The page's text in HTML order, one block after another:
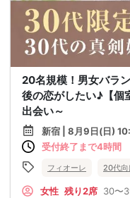
20名規模！男女バラ
後の恋がしたい♪【個
出会い～
新宿 | 8月9日(日)
受付終了まで4時間
フィオーレ 20代向
女性 残り2席 30〜